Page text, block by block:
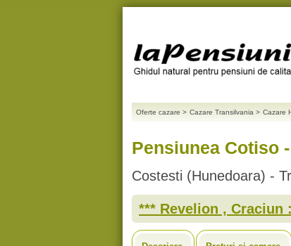
Oferte cazare > Cazare Transilvania > Cazare
Pensiunea Cotiso
Costesti (Hunedoara) -
*** Revelion , Craciun